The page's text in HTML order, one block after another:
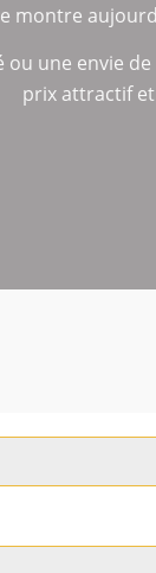
montre
ou une envie
prix attractif